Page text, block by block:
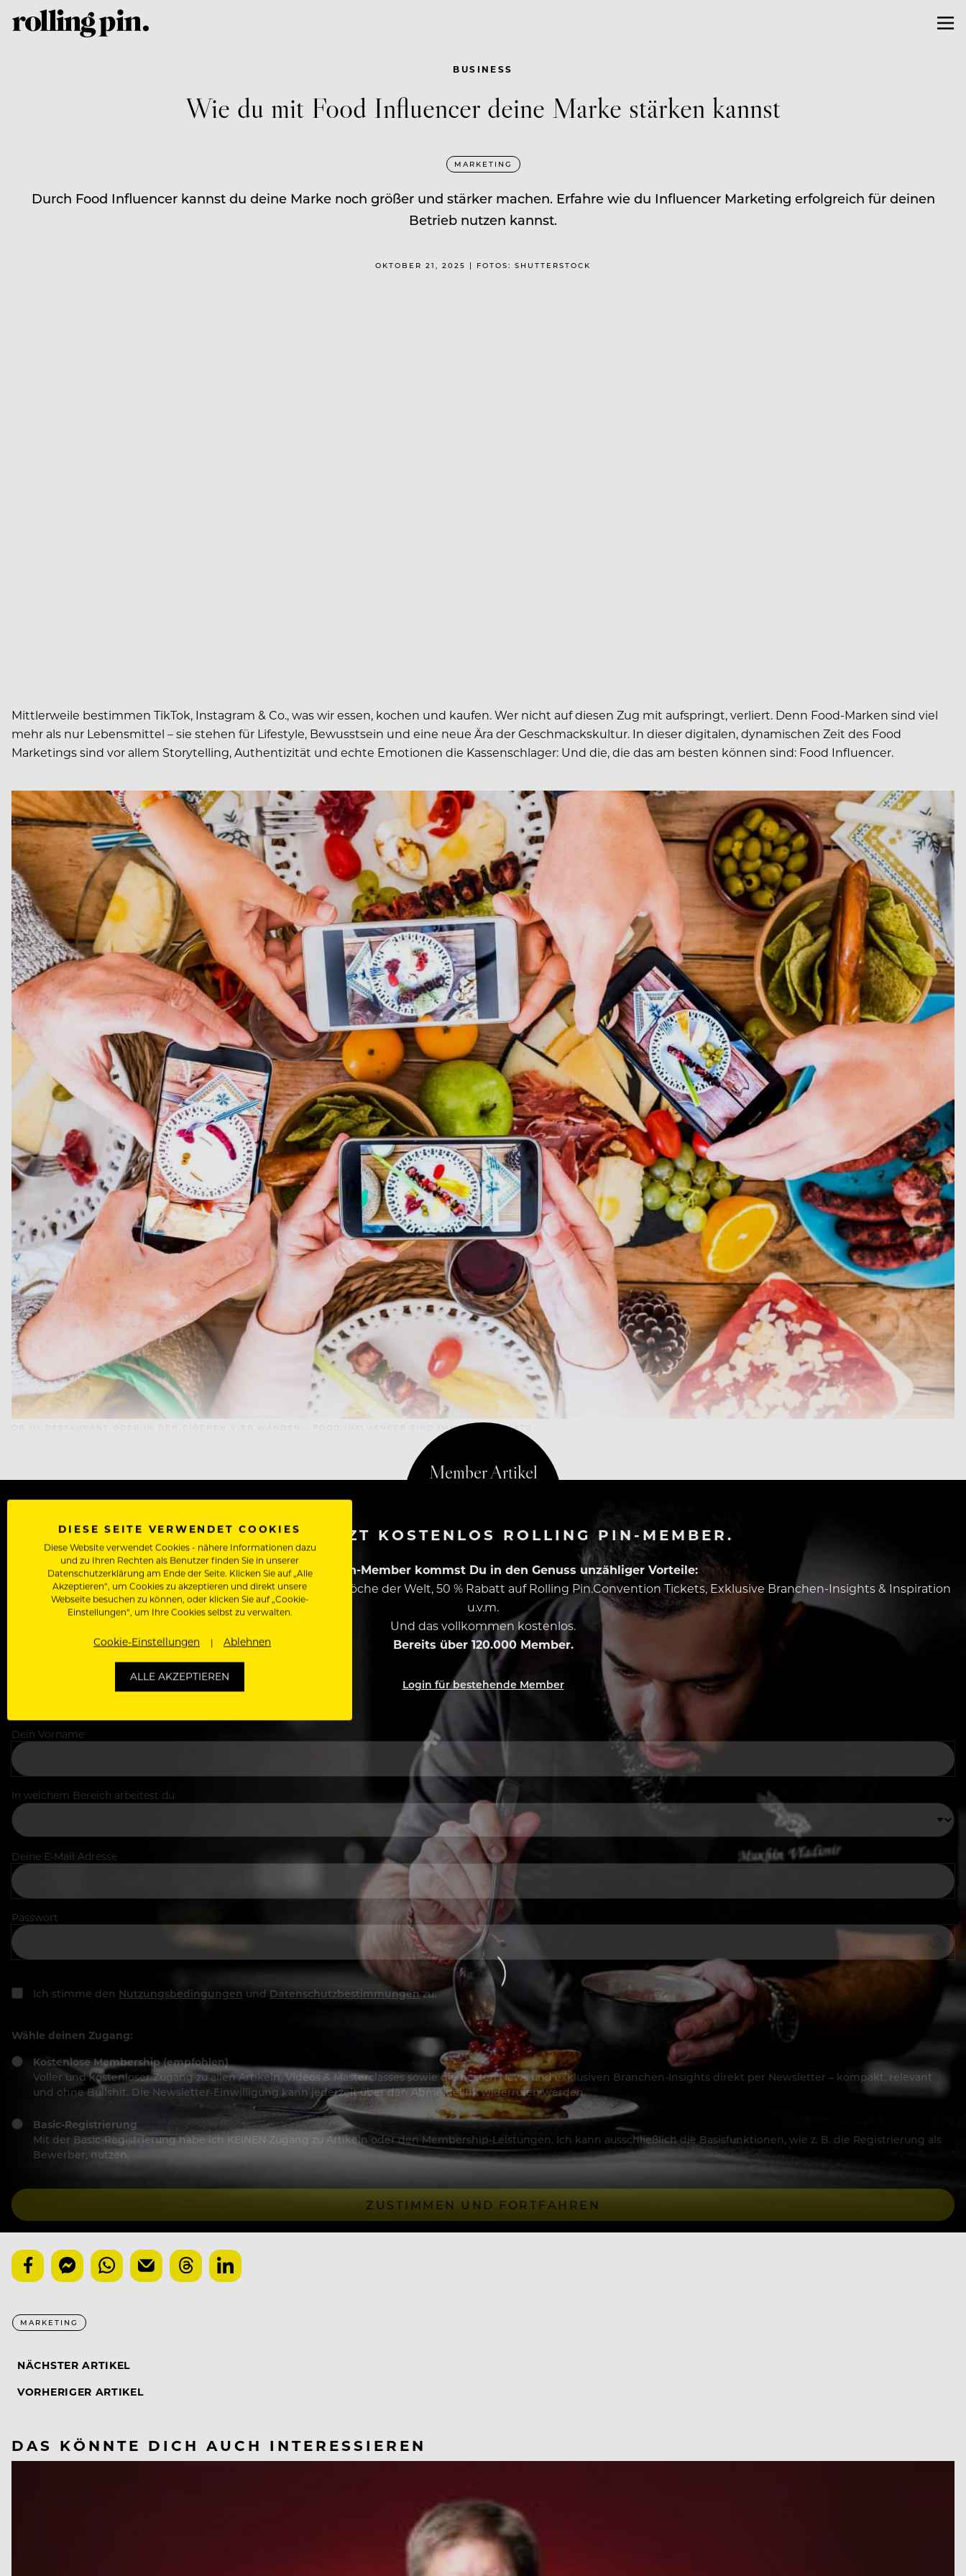
BUSINESS
Wie du mit Food Influencer deine Marke stärken kannst
MARKETING
Durch Food Influencer kannst du deine Marke noch größer und stärker machen. Erfahre wie du Influencer Marketing erfolgreich für deinen
Betrieb nutzen kannst.
OKTOBER 21, 2025 | FOTOS: SHUTTERSTOCK
Mittlerweile bestimmen TikTok, Instagram & Co., was wir essen, kochen und kaufen. Wer nicht auf diesen Zug mit aufspringt, verliert. Denn Food-Marken sind viel
mehr als nur Lebensmittel – sie stehen für Lifestyle, Bewusstsein und eine neue Ära der Geschmackskultur. In dieser digitalen, dynamischen Zeit des Food
Marketings sind vor allem Storytelling, Authentizität und echte Emotionen die Kassenschlager: Und die, die das am besten können sind: Food Influencer.
OB IM RESTAURANT ODER IN DEN EIGENEN VIER WÄNDEN – FOOD INFLUENCER SIND IMMER IM EINSATZ
WERDE JETZT KOSTENLOS ROLLING PIN-MEMBER.
Als Rolling Pin-Member kommst Du in den Genuss unzähliger Vorteile:
Zugriff auf alle Artikel, Videos & Masterclasses der besten Köche der Welt, 50 % Rabatt auf Rolling Pin.Convention Tickets, Exklusive Branchen-Insights & Inspiration
u.v.m.
Und das vollkommen kostenlos.
Bereits über 120.000 Member.
Login für bestehende Member
Dein Vorname
In welchem Bereich arbeitest du
Deine E-Mail Adresse
Passwort
Ich stimme den Nutzungsbedingungen und Datenschutzbestimmungenzu.
Wähle deinen Zugang:
Kostenlose Membership (empfohlen)
Voller und kostenloser Zugang zu allen Artikeln, Videos & Masterclasses sowie die besten News und exklusiven Branchen-Insights direkt per Newsletter – kompakt, relevant
und ohne Bullshit. Die Newsletter-Einwilligung kann jederzeit über den Abmeldelink widerrufen werden.
Basic-Registrierung
Mit der Basic-Registrierung habe ich KEINEN Zugang zu Artikeln oder den Membership-Leistungen. Ich kann ausschließlich die Basisfunktionen, wie z. B. die Registrierung als
Bewerber, nutzen.
ZUSTIMMEN UND FORTFAHREN
MARKETING
NÄCHSTER ARTIKEL
VORHERIGER ARTIKEL
DAS KÖNNTE DICH AUCH INTERESSIEREN
DIESE SEITE VERWENDET COOKIES
Diese Website verwendet Cookies - nähere Informationen dazu
und zu Ihren Rechten als Benutzer finden Sie in unserer
Datenschutzerklärung am Ende der Seite. Klicken Sie auf „Alle
Akzeptieren“, um Cookies zu akzeptieren und direkt unsere
Webseite besuchen zu können, oder klicken Sie auf „Cookie-
Einstellungen“, um Ihre Cookies selbst zu verwalten.
Cookie-Einstellungen Ablehnen
ALLE AKZEPTIEREN